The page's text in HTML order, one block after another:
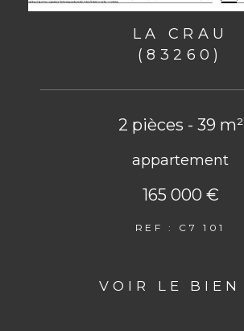
LA CRAU
(83260)
2 pièces - 39 m²
appartement
165 000 €
REF : C7 101
VOIR LE BIEN